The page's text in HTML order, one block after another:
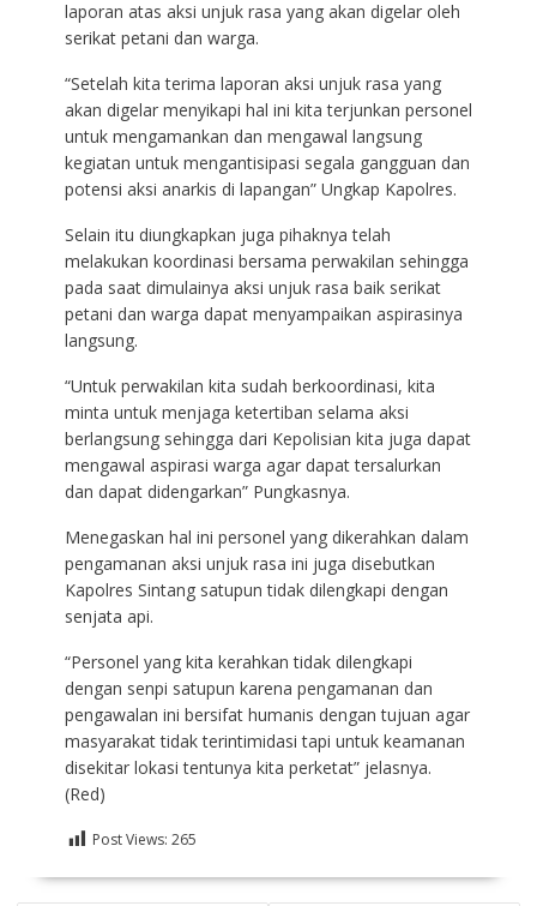
laporan atas aksi unjuk rasa yang akan digelar oleh
serikat petani dan warga.
“Setelah kita terima laporan aksi unjuk rasa yang
akan digelar menyikapi hal ini kita terjunkan personel
untuk mengamankan dan mengawal langsung
kegiatan untuk mengantisipasi segala gangguan dan
potensi aksi anarkis di lapangan” Ungkap Kapolres.
Selain itu diungkapkan juga pihaknya telah
melakukan koordinasi bersama perwakilan sehingga
pada saat dimulainya aksi unjuk rasa baik serikat
petani dan warga dapat menyampaikan aspirasinya
langsung.
“Untuk perwakilan kita sudah berkoordinasi, kita
minta untuk menjaga ketertiban selama aksi
berlangsung sehingga dari Kepolisian kita juga dapat
mengawal aspirasi warga agar dapat tersalurkan
dan dapat didengarkan” Pungkasnya.
Menegaskan hal ini personel yang dikerahkan dalam
pengamanan aksi unjuk rasa ini juga disebutkan
Kapolres Sintang satupun tidak dilengkapi dengan
senjata api.
“Personel yang kita kerahkan tidak dilengkapi
dengan senpi satupun karena pengamanan dan
pengawalan ini bersifat humanis dengan tujuan agar
masyarakat tidak terintimidasi tapi untuk keamanan
disekitar lokasi tentunya kita perketat” jelasnya.
(Red)
Post Views: 265